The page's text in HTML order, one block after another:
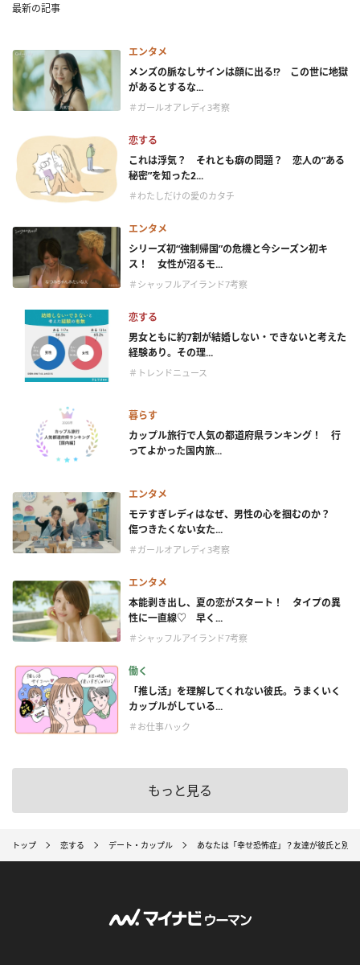
最新の記事
エンタメ
メンズの脈なしサインは顔に出る!? この世に地獄
があるとするな...
＃ガールオアレディ3考察
恋する
これは浮気？ それとも癖の問題？ 恋人の“ある
秘密”を知った2...
＃わたしだけの愛のカタチ
エンタメ
シリーズ初“強制帰国”の危機と今シーズン初キ
ス！ 女性が沼るモ...
＃シャッフルアイランド7考察
恋する
男女ともに約7割が結婚しない・できないと考えた
経験あり。その理...
＃トレンドニュース
暮らす
カップル旅行で人気の都道府県ランキング！ 行
ってよかった国内旅...
エンタメ
モテすぎレディはなぜ、男性の心を掴むのか？
傷つきたくない女た...
＃ガールオアレディ3考察
エンタメ
本能剥き出し、夏の恋がスタート！ タイプの異
性に一直線♡ 早く...
＃シャッフルアイランド7考察
働く
「推し活」を理解してくれない彼氏。うまくいく
カップルがしている...
＃お仕事ハック
もっと見る
トップ 恋する デート・カップル あなたは「幸せ恐怖症」？友達が彼氏と別